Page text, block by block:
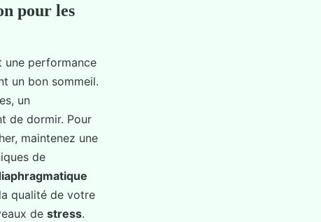
pour les
une performance
un bon sommeil.
un
de dormir. Pour
maintenez une
de
qualité de votre
de stress.